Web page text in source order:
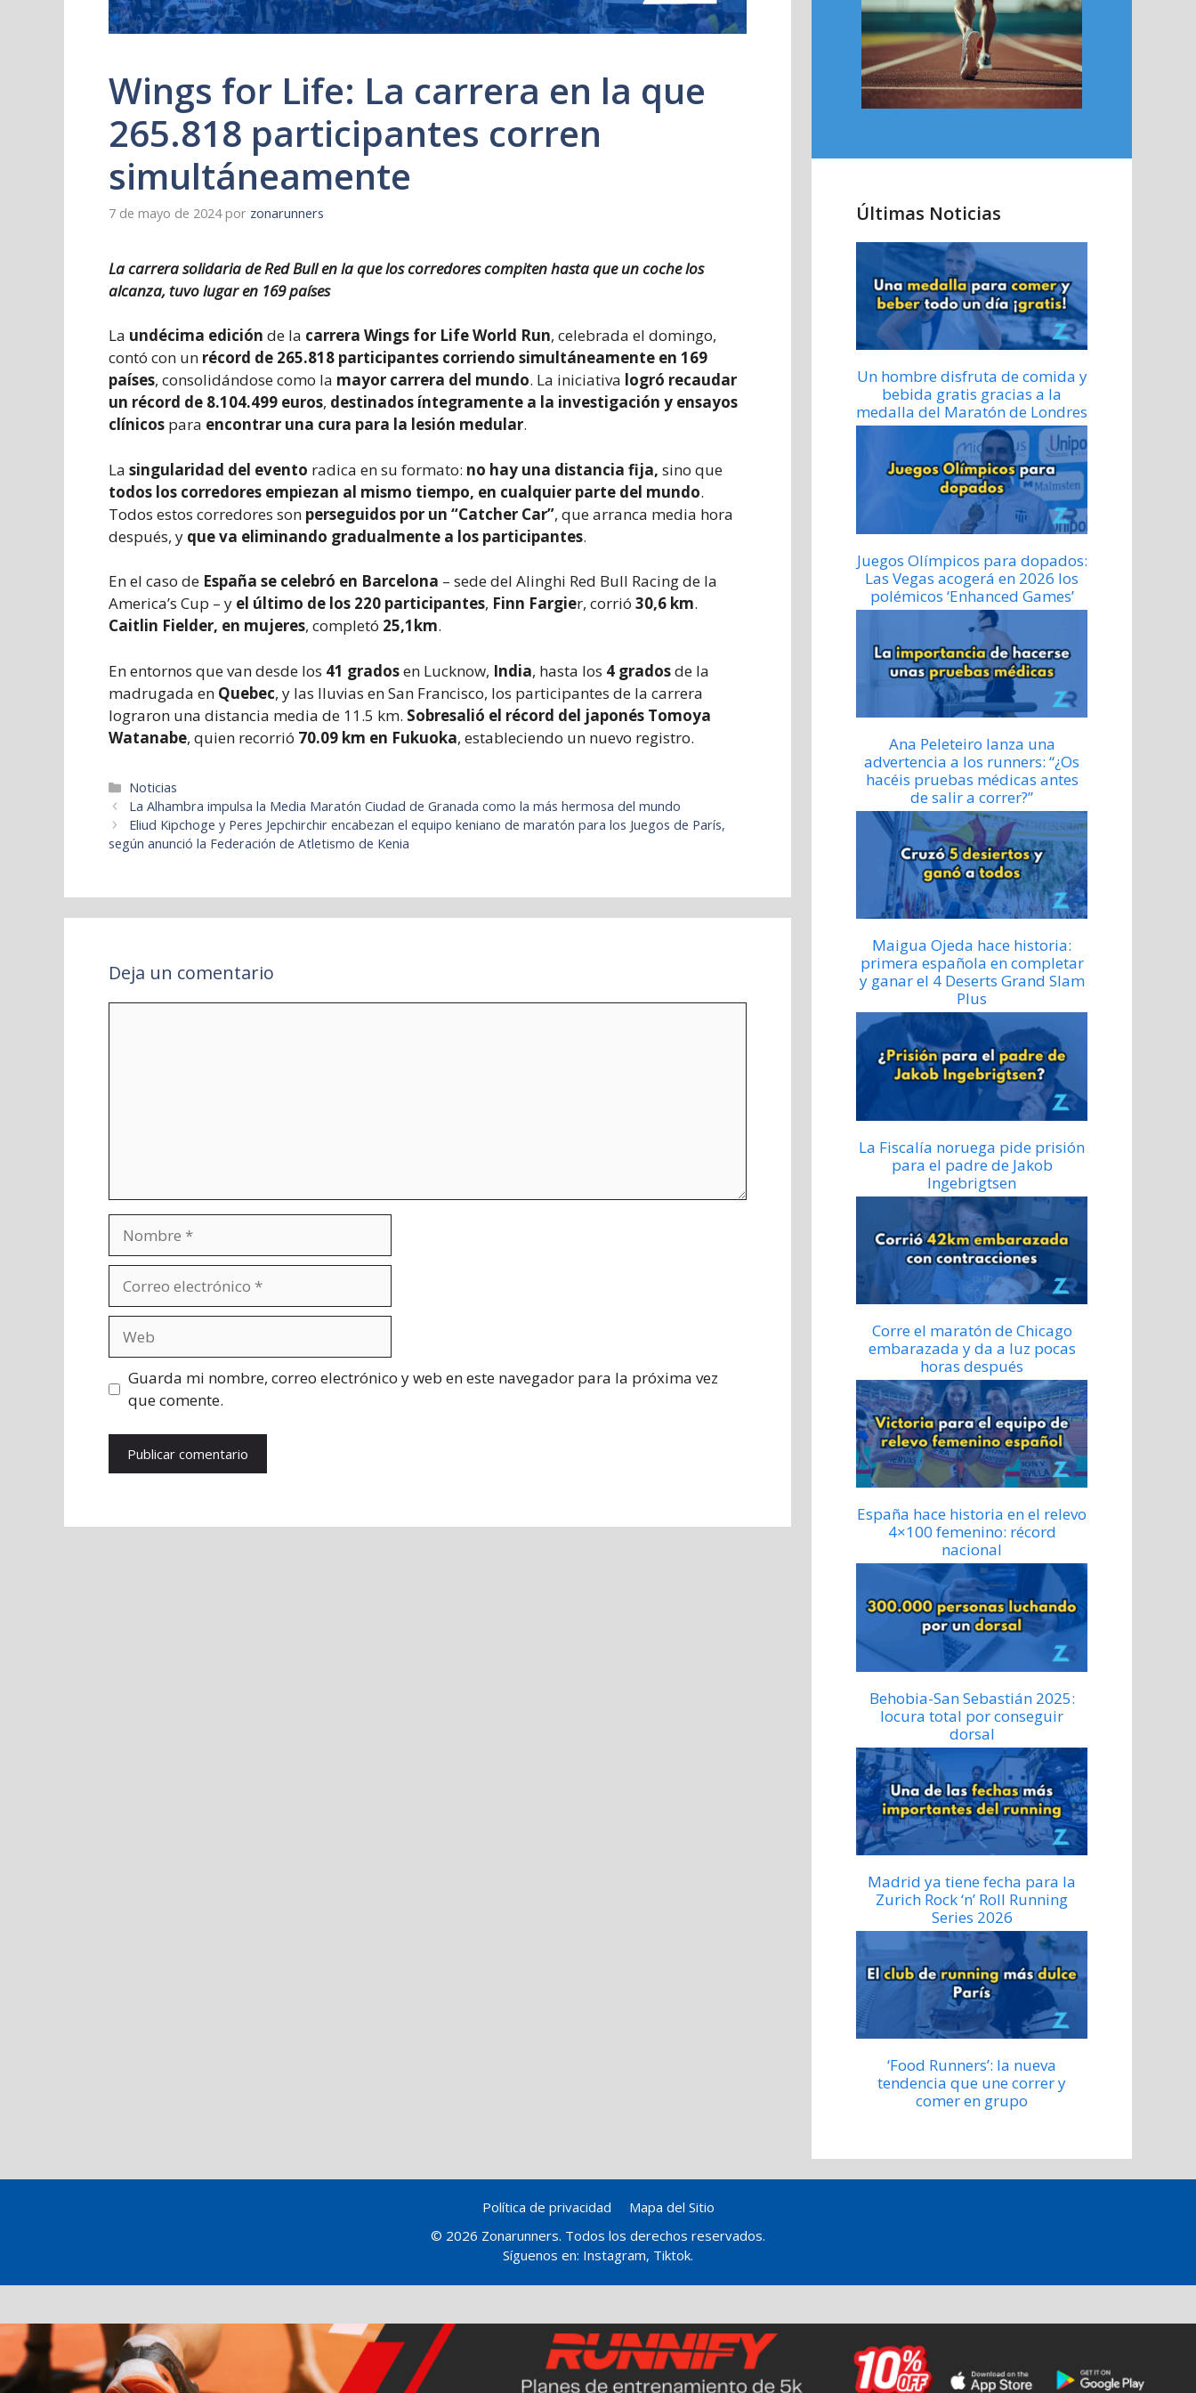
Wings for Life: La carrera en la que
265.818 participantes corren
simultáneamente
7 de mayo de 2024 por zonarunners
La carrera solidaria de Red Bull en la que los corredores compiten hasta que un coche los
alcanza, tuvo lugar en 169 países
La undécima edición de la carrera Wings for Life World Run, celebrada el domingo,
contó con un récord de 265.818 participantes corriendo simultáneamente en 169
países, consolidándose como la mayor carrera del mundo. La iniciativa logró recaudar
un récord de 8.104.499 euros, destinados íntegramente a la investigación y ensayos
clínicos para encontrar una cura para la lesión medular.
La singularidad del evento radica en su formato: no hay una distancia fija, sino que
todos los corredores empiezan al mismo tiempo, en cualquier parte del mundo.
Todos estos corredores son perseguidos por un “Catcher Car”, que arranca media hora
después, y que va eliminando gradualmente a los participantes.
En el caso de España se celebró en Barcelona – sede del Alinghi Red Bull Racing de la
America’s Cup – y el último de los 220 participantes, Finn Fargier, corrió 30,6 km.
Caitlin Fielder, en mujeres, completó 25,1km.
En entornos que van desde los 41 gradosen Lucknow, India, hasta los 4 gradosde la
madrugada en Quebec, y las lluvias en San Francisco, los participantes de la carrera
lograron una distancia media de 11.5 km. Sobresalió el récord del japonés Tomoya
Watanabe, quien recorrió 70.09 km en Fukuoka, estableciendo un nuevo registro.
Categorías
Noticias
La Alhambra impulsa la Media Maratón Ciudad de Granada como la más hermosa del mundo
Eliud Kipchoge y Peres Jepchirchir encabezan el equipo keniano de maratón para los Juegos de París,
según anunció la Federación de Atletismo de Kenia
Deja un comentario
electrónico
Guarda mi nombre, correo electrónico y web en este navegador para la próxima vez
que comente.
Últimas Noticias
Un hombre disfruta de comida y
bebida gratis gracias a la
medalla del Maratón de Londres
Juegos Olímpicos para dopados:
Las Vegas acogerá en 2026 los
polémicos ‘Enhanced Games’
Ana Peleteiro lanza una
advertencia a los runners: “¿Os
hacéis pruebas médicas antes
de salir a correr?”
Maigua Ojeda hace historia:
primera española en completar
y ganar el 4 Deserts Grand Slam
Plus
La Fiscalía noruega pide prisión
para el padre de Jakob
Ingebrigtsen
Corre el maratón de Chicago
embarazada y da a luz pocas
horas después
España hace historia en el relevo
4×100 femenino: récord
nacional
Behobia-San Sebastián 2025:
locura total por conseguir
dorsal
Madrid ya tiene fecha para la
Zurich Rock ‘n’ Roll Running
Series 2026
‘Food Runners’: la nueva
tendencia que une correr y
comer en grupo
Política de privacidad
Mapa del Sitio
© 2026 Zonarunners. Todos los derechos reservados.
Síguenos en: Instagram, Tiktok.